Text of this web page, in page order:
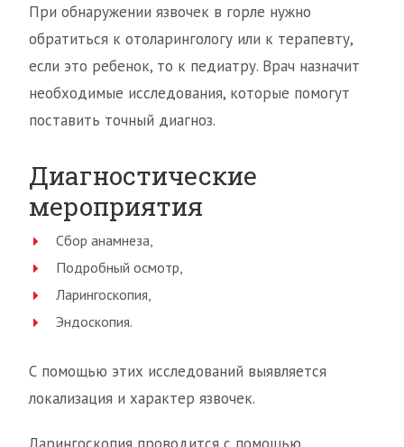
При обнаружении язвочек в горле нужно
обратиться к отоларингологу или к терапевту,
если это ребенок, то к педиатру. Врач назначит
необходимые исследования, которые помогут
поставить точный диагноз.
Диагностические
мероприятия
Сбор анамнеза,
Подробный осмотр,
Ларингоскопия,
Эндоскопия.
С помощью этих исследований выявляется
локализация и характер язвочек.